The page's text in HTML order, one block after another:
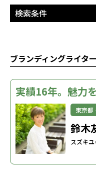
検索条件
ブランディングライター
実績16年。魅力
東京都
鈴木
スズキユ